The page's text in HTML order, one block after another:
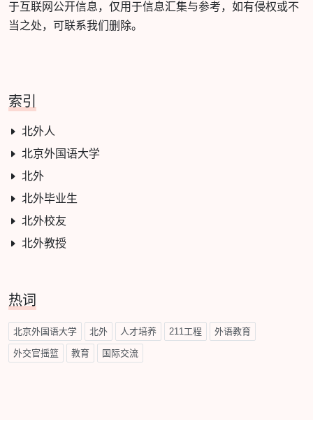
于互联网公开信息，仅用于信息汇集与参考，如有侵权或不
当之处，可联系我们删除。
索引
北外人
北京外国语大学
北外
北外毕业生
北外校友
北外教授
热词
北京外国语大学 北外 人才培养 211工程 外语教育
外交官摇篮 教育 国际交流